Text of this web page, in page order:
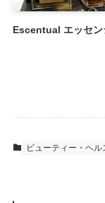
Escentual エッセン
ビューティー・ヘル